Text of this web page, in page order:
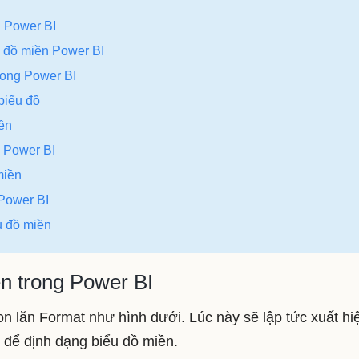
BI
miền Power BI
Power BI
đồ
BI
BI
đồ miền
trong Power BI
lăn Format như hình dưới. Lúc này sẽ lập tức xuất
định dạng biểu đồ miền.